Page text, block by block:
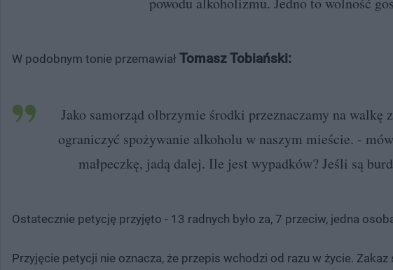
W podobnym tonie przemawiał Tomasz Tobiański:
Jako samorząd olbrzymie środki przeznaczamy na
ograniczyć spożywanie alkoholu w naszym mieście. -
małpeczkę, jadą dalej. Ile jest wypadków? Jeśli są
Ostatecznie petycję przyjęto - 13 radnych było za, 7 przeciw, jedna
Przyjęcie petycji nie oznacza, że przepis wchodzi od razu w życie.